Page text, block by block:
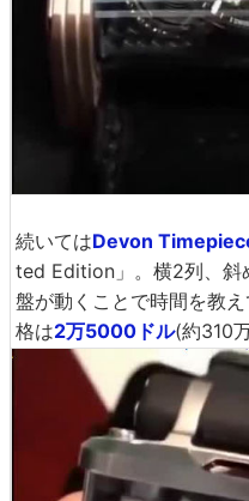
続いてはDevon
ted Edition」。横2列、斜
盤が動くことで時間を教
格は2万5000ドル(約310